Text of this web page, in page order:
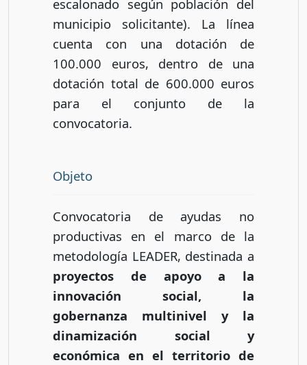
escalonado según población del
municipio solicitante). La línea
cuenta con una dotación de
100.000 euros, dentro de una
dotación total de 600.000 euros
para el conjunto de la
convocatoria.
Objeto
Convocatoria de ayudas no
productivas en el marco de la
metodología LEADER, destinada a
proyectos de apoyo a la
innovación social, la
gobernanza multinivel y la
dinamización social y
económica en el territorio de